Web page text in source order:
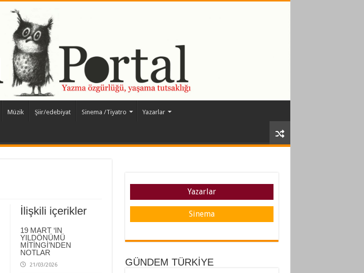
Müzik Şiir/edebiyat Sinema /Tiyatro Yazarlar
İlişkili içerikler
19 MART ‘IN
YILDÖNÜMÜ
MİTİNGİ’NDEN
NOTLAR
21/03/2026
Yazarlar
Sinema
GÜNDEM TÜRKİYE